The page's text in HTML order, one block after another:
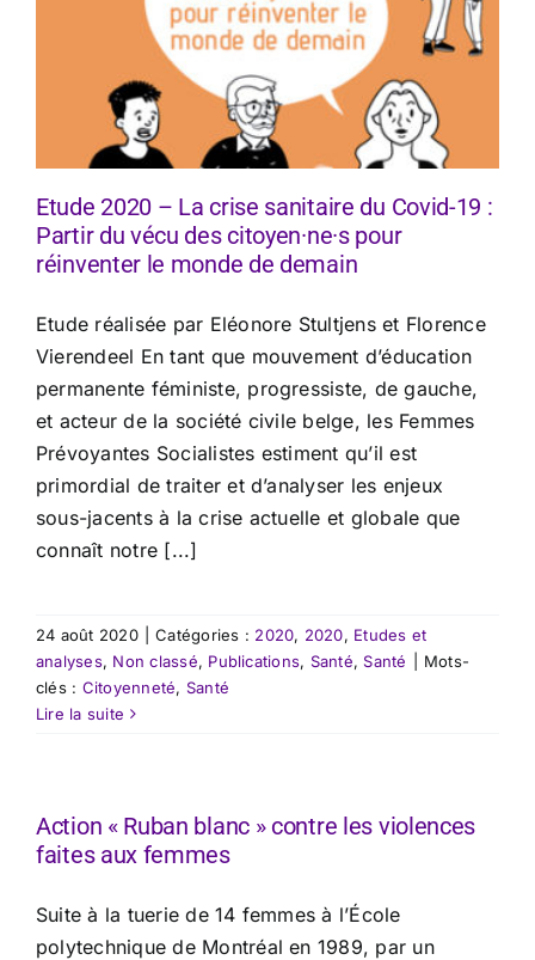
Etude 2020 – La crise sanitaire du Covid-19 :
Partir du vécu des citoyen·ne·s pour
réinventer le monde de demain
Etude réalisée par Eléonore Stultjens et Florence
Vierendeel En tant que mouvement d’éducation
permanente féministe, progressiste, de gauche,
et acteur de la société civile belge, les Femmes
Prévoyantes Socialistes estiment qu’il est
primordial de traiter et d’analyser les enjeux
sous-jacents à la crise actuelle et globale que
connaît notre [...]
24 août 2020 Catégories : 2020, 2020, Etudes et
analyses, Non classé, Publications, Santé,Santé
Mots-
clés : Citoyenneté, Santé
Lire la suite
Action « Ruban blanc » contre les violences
faites aux femmes
Suite à la tuerie de 14 femmes à l’École
polytechnique de Montréal en 1989, par un